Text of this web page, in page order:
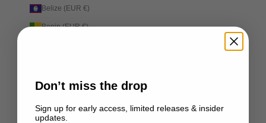
Belize (EUR €)
Benin (EUR €)
Bolivia (EUR €)
Don’t miss the drop
Sign up for early access, limited releases & insider
updates.